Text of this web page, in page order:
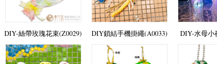
DIY-絲帶玫瑰花束(Z0029) DIY鎖結手機掛繩(A0033) DIY-水母小